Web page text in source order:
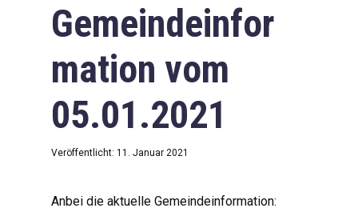
Gemeindeinfor
mation vom
05.01.2021
Veröffentlicht: 11. Januar 2021
Anbei die aktuelle Gemeindeinformation: